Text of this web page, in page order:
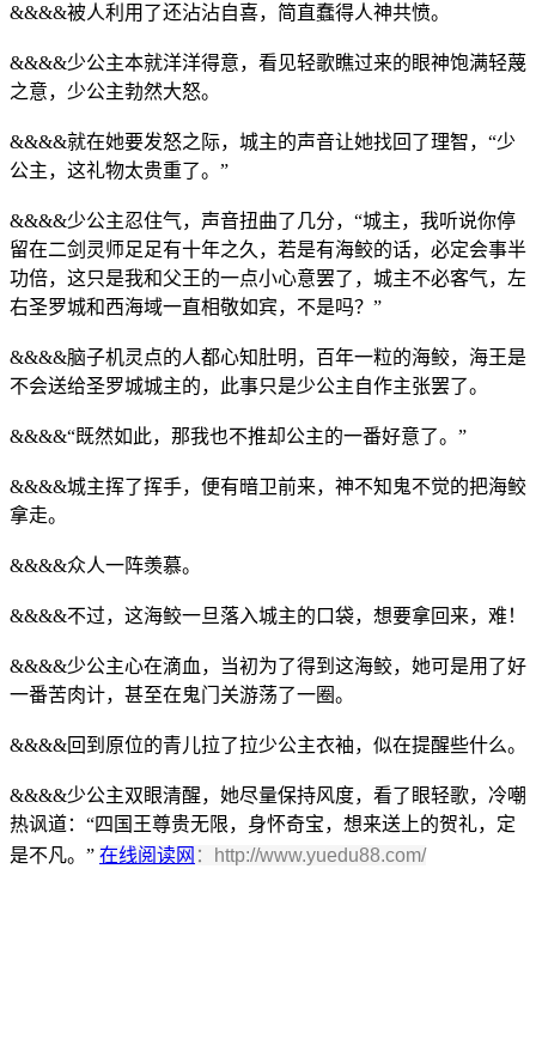
&&&&被人利用了还沾沾自喜，简直蠢得人神共愤。
&&&&少公主本就洋洋得意，看见轻歌瞧过来的眼神饱满轻蔑
之意，少公主勃然大怒。
&&&&就在她要发怒之际，城主的声音让她找回了理智，“少
公主，这礼物太贵重了。”
&&&&少公主忍住气，声音扭曲了几分，“城主，我听说你停
留在二剑灵师足足有十年之久，若是有海鲛的话，必定会事半
功倍，这只是我和父王的一点小心意罢了，城主不必客气，左
右圣罗城和西海域一直相敬如宾，不是吗？”
&&&&脑子机灵点的人都心知肚明，百年一粒的海鲛，海王是
不会送给圣罗城城主的，此事只是少公主自作主张罢了。
&&&&“既然如此，那我也不推却公主的一番好意了。”
&&&&城主挥了挥手，便有暗卫前来，神不知鬼不觉的把海鲛
拿走。
&&&&众人一阵羡慕。
&&&&不过，这海鲛一旦落入城主的口袋，想要拿回来，难！
&&&&少公主心在滴血，当初为了得到这海鲛，她可是用了好
一番苦肉计，甚至在鬼门关游荡了一圈。
&&&&回到原位的青儿拉了拉少公主衣袖，似在提醒些什么。
&&&&少公主双眼清醒，她尽量保持风度，看了眼轻歌，冷嘲
热讽道：“四国王尊贵无限，身怀奇宝，想来送上的贺礼，定
是不凡。” 在线阅读网 ：http://www.yuedu88.com/